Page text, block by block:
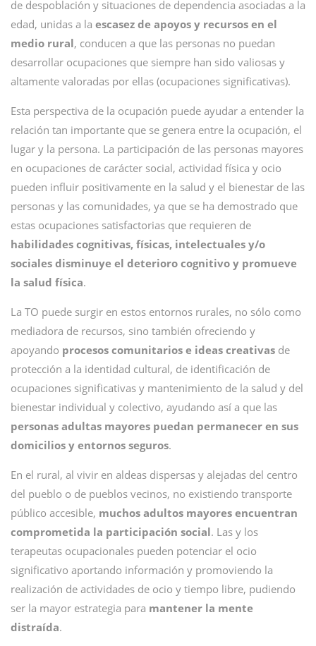
de despoblación y situaciones de dependencia asociadas a la
edad, unidas a la escasez de apoyos y recursos en el
medio rural, conducen a que las personas no puedan
desarrollar ocupaciones que siempre han sido valiosas y
altamente valoradas por ellas (ocupaciones significativas).
Esta perspectiva de la ocupación puede ayudar a entender la
relación tan importante que se genera entre la ocupación, el
lugar y la persona. La participación de las personas mayores
en ocupaciones de carácter social, actividad física y ocio
pueden influir positivamente en la salud y el bienestar de las
personas y las comunidades, ya que se ha demostrado que
estas ocupaciones satisfactorias que requieren de
habilidades cognitivas, físicas, intelectuales y/o
sociales disminuye el deterioro cognitivo y promueve
la salud física.
La TO puede surgir en estos entornos rurales, no sólo como
mediadora de recursos, sino también ofreciendo y
apoyando procesos comunitarios e ideas creativas de
protección a la identidad cultural, de identificación de
ocupaciones significativas y mantenimiento de la salud y del
bienestar individual y colectivo, ayudando así a que las
personas adultas mayores puedan permanecer en sus
domicilios y entornos seguros.
En el rural, al vivir en aldeas dispersas y alejadas del centro
del pueblo o de pueblos vecinos, no existiendo transporte
público accesible, muchos adultos mayores encuentran
comprometida la participación social. Las y los
terapeutas ocupacionales pueden potenciar el ocio
significativo aportando información y promoviendo la
realización de actividades de ocio y tiempo libre, pudiendo
ser la mayor estrategia para mantener la mente
distraída.